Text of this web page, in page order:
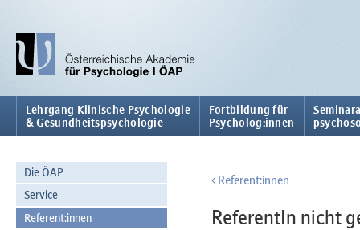
Lehrgang Klinische Psychologie
& Gesundheitspsychologie
Fortbildung für
Psycholog:innen
Die ÖAP
Service
Referent:innen
Referent:innen
ReferentIn nicht